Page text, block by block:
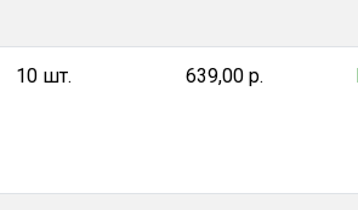
10 шт. 639,00 р.